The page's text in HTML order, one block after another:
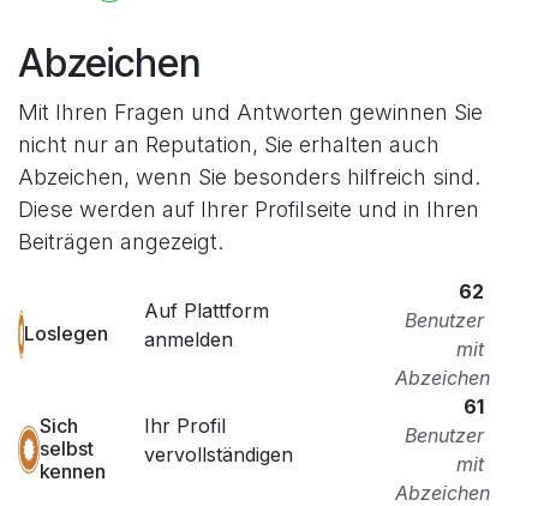
Abzeichen
Mit Ihren Fragen und Antworten gewinnen Sie
nicht nur an Reputation, Sie erhalten auch
Abzeichen, wenn Sie besonders hilfreich sind.
Diese werden auf Ihrer Profilseite und in Ihren
Beiträgen angezeigt.
Loslegen
Auf Plattform
anmelden
62
Benutzer
mit
Abzeichen
Sich
selbst
kennen
Ihr Profil
vervollständigen
61
Benutzer
mit
Abzeichen